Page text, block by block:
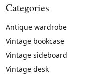
Categories
Antique wardrobe
Vintage bookcase
Vintage sideboard
Vintage desk